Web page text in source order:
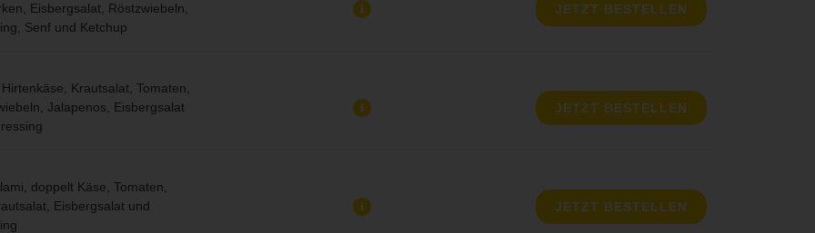
Eisbergsalat, Röstzwiebeln,
Senf und Ketchup
JETZT BESTELLEN
Krautsalat, Tomaten,
Jalapenos, Eisbergsalat
JETZT BESTELLEN
doppelt Käse, Tomaten,
Eisbergsalat und
JETZT BESTELLEN